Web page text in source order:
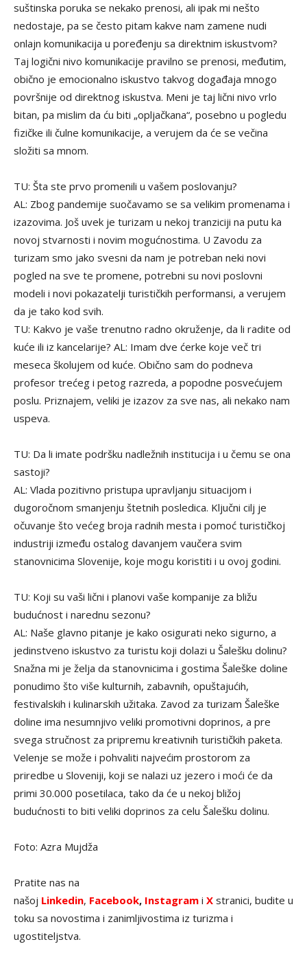
suštinska poruka se nekako prenosi, ali ipak mi nešto
nedostaje, pa se često pitam kakve nam zamene nudi
onlajn komunikacija u poređenju sa direktnim iskustvom?
Taj logični nivo komunikacije pravilno se prenosi, međutim,
obično je emocionalno iskustvo takvog događaja mnogo
površnije od direktnog iskustva. Meni je taj lični nivo vrlo
bitan, pa mislim da ću biti „opljačkana“, posebno u pogledu
fizičke ili čulne komunikacije, a verujem da će se večina
složiti sa mnom.
TU: Šta ste prvo promenili u vašem poslovanju?
AL: Zbog pandemije suočavamo se sa velikim promenama i
izazovima. Još uvek je turizam u nekoj tranziciji na putu ka
novoj stvarnosti i novim mogućnostima. U Zavodu za
turizam smo jako svesni da nam je potreban neki novi
pogled na sve te promene, potrebni su novi poslovni
modeli i novi pokazatelji turističkih performansi, a verujem
da je tako kod svih.
TU: Kakvo je vaše trenutno radno okruženje, da li radite od
kuće ili iz kancelarije? AL: Imam dve ćerke koje več tri
meseca školujem od kuće. Obično sam do podneva
profesor trećeg i petog razreda, a popodne posvećujem
poslu. Priznajem, veliki je izazov za sve nas, ali nekako nam
uspeva.
TU: Da li imate podršku nadležnih institucija i u čemu se ona
sastoji?
AL: Vlada pozitivno pristupa upravljanju situacijom i
dugoročnom smanjenju štetnih posledica. Ključni cilj je
očuvanje što većeg broja radnih mesta i pomoć turističkoj
industriji između ostalog davanjem vaučera svim
stanovnicima Slovenije, koje mogu koristiti i u ovoj godini.
TU: Koji su vaši lični i planovi vaše kompanije za bližu
budućnost i narednu sezonu?
AL: Naše glavno pitanje je kako osigurati neko sigurno, a
jedinstveno iskustvo za turistu koji dolazi u Šalešku dolinu?
Snažna mi je želja da stanovnicima i gostima Šaleške doline
ponudimo što više kulturnih, zabavnih, opuštajućih,
festivalskih i kulinarskih užitaka. Zavod za turizam Šaleške
doline ima nesumnjivo veliki promotivni doprinos, a pre
svega stručnost za pripremu kreativnih turističkih paketa.
Velenje se može i pohvaliti najvećim prostorom za
priredbe u Sloveniji, koji se nalazi uz jezero i moći će da
primi 30.000 posetilaca, tako da će u nekoj bližoj
budućnosti to biti veliki doprinos za celu Šalešku dolinu.
Foto: Azra Mujdža
Pratite nas na
našoj Linkedin, Facebook, Instagram i X stranici, budite u
toku sa novostima i zanimljivostima iz turizma i
ugostiteljstva.